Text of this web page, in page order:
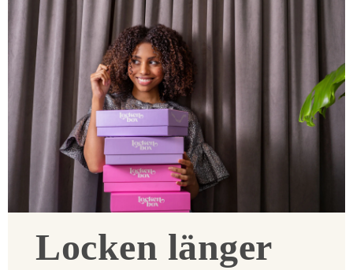
Locken länger